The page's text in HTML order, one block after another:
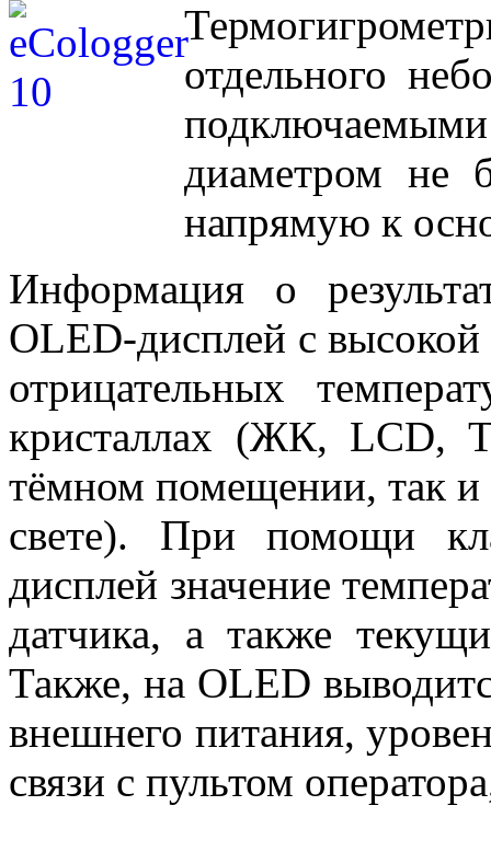
отдельного
диаметром не
напрямую к
Информация о
OLED-дисплей с
отрицательных
кристаллах (ЖК, LCD,
тёмном помещении, так
свете). При помощи
дисплей значение
датчика, а также
Также, на OLED
внешнего питания,
связи с пультом